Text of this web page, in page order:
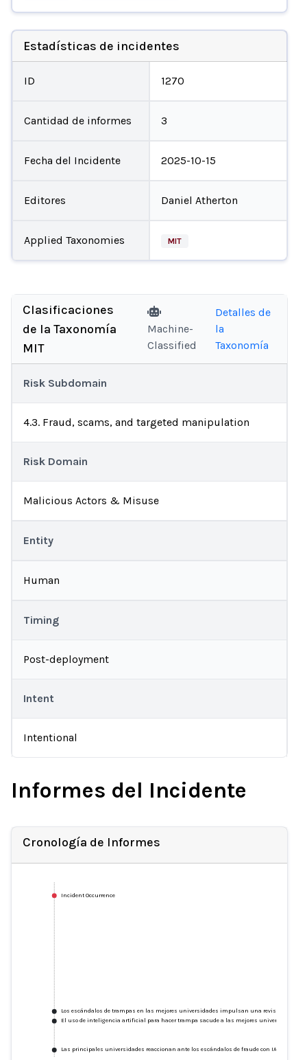
Estadísticas de incidentes
ID 1270
Cantidad de informes 3
Fecha del Incidente 2025-10-15
Editores Daniel Atherton
Applied Taxonomies MIT
Clasificaciones
de la Taxonomía
MIT
Machine-
Classified
Detalles de
la
Taxonomía
Risk Subdomain
4.3. Fraud, scams, and targeted manipulation
Risk Domain
Malicious Actors & Misuse
Entity
Human
Timing
Post-deployment
Intent
Intentional
Informes del Incidente
Cronología de Informes
Incident Occurrence
Los escándalos de trampas en las mejores universidades impulsan una revisión de la
El uso de inteligencia artificial para hacer trampa sacude a las mejores universidades de
Las principales universidades reaccionan ante los escándalos de fraude con IA, pero